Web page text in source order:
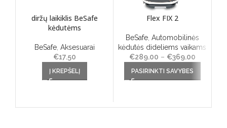
diržų laikiklis BeSafe
kėdutėms
BeSafe, Aksesuarai
€17.50
Į KREPŠELĮ
Flex FIX 2
BeSafe, Automobilinės
kėdutės dideliems vaikams
€289.00 – €369.00
PASIRINKTI SAVYBES